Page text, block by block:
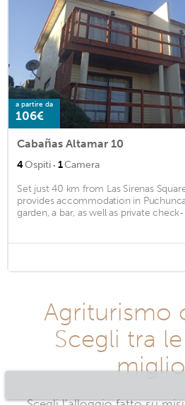
a partire da
106€
Cabañas Altamar 10
4Ospiti · 1Camera
Set just 40 km from Las Sirenas
provides accommodation in
garden, a bar, as well as private
Agriturismo
Scegli tra